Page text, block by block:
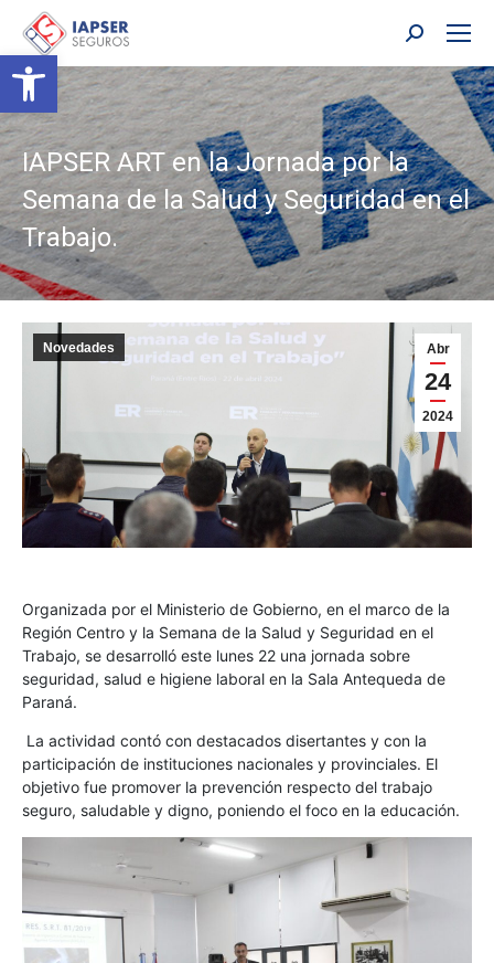
Abrir barra de herramientas
Buscar:
IAPSER ART en la Jornada por la
Semana de la Salud y Seguridad en el
Trabajo.
Abr
24
2024
Novedades
Organizada por el Ministerio de Gobierno, en el marco de la
Región Centro y la Semana de la Salud y Seguridad en el
Trabajo, se desarrolló este lunes 22 una jornada sobre
seguridad, salud e higiene laboral en la Sala Antequeda de
Paraná.
La actividad contó con destacados disertantes y con la
participación de instituciones nacionales y provinciales. El
objetivo fue promover la prevención respecto del trabajo
seguro, saludable y digno, poniendo el foco en la educación.